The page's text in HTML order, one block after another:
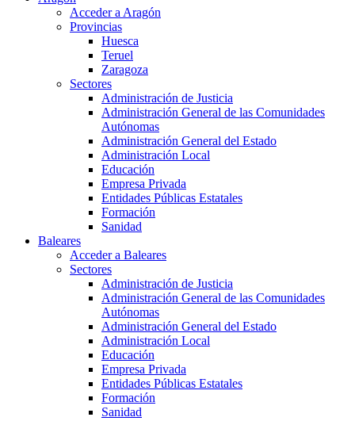
Acceder a Aragón
Provincias
Huesca
Teruel
Zaragoza
Sectores
Administración de Justicia
Administración General de las Comunidades
Autónomas
Administración General del Estado
Administración Local
Educación
Empresa Privada
Entidades Públicas Estatales
Formación
Sanidad
Baleares
Acceder a Baleares
Sectores
Administración de Justicia
Administración General de las Comunidades
Autónomas
Administración General del Estado
Administración Local
Educación
Empresa Privada
Entidades Públicas Estatales
Formación
Sanidad